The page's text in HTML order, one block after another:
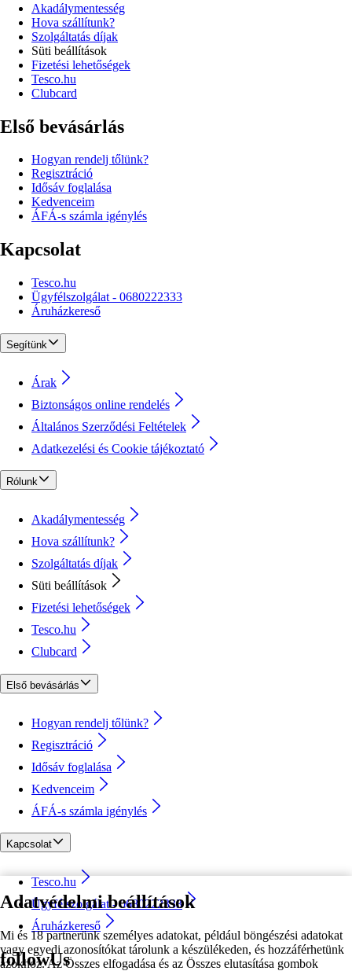
Adatvédelmi beállítások
Mi és 18 partnerünk személyes adatokat, például böngészési adatokat
vagy egyedi azonosítókat tárolunk a készülékeden, és hozzáférhetünk
azokhoz. Az Összes elfogadása és az Összes elutasítása gombok
Akadálymentesség
Hova szállítunk?
Szolgáltatás díjak
Süti beállítások
Fizetési lehetőségek
Tesco.hu
Clubcard
Első bevásárlás
Hogyan rendelj tőlünk?
Regisztráció
Idősáv foglalása
Kedvenceim
ÁFÁ-s számla igénylés
Kapcsolat
Tesco.hu
Ügyfélszolgálat - 0680222333
Áruházkereső
Segítünk
Árak
Biztonságos online rendelés
Általános Szerződési Feltételek
Adatkezelési és Cookie tájékoztató
Rólunk
Akadálymentesség
Hova szállítunk?
Szolgáltatás díjak
Süti beállítások
Fizetési lehetőségek
Tesco.hu
Clubcard
Első bevásárlás
Hogyan rendelj tőlünk?
Regisztráció
Idősáv foglalása
Kedvenceim
ÁFÁ-s számla igénylés
Kapcsolat
Tesco.hu
Ügyfélszolgálat - 0680222333
Áruházkereső
followUs